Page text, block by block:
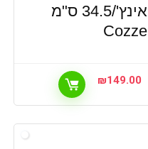
אינץ'/34.5 ס"מ
Cozze
₪149.00